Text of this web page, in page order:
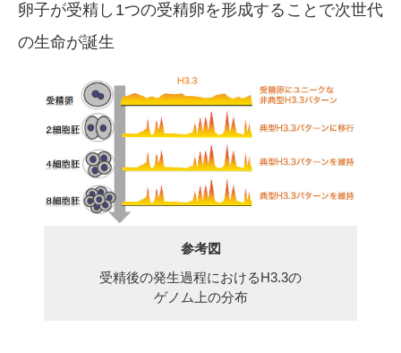
卵子が受精し1つの受精卵を形成することで次世代
の生命が誕生
参考図
受精後の発生過程におけるH3.3の
ゲノム上の分布